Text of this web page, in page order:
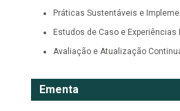
Práticas Sustentáveis e
Estudos de Caso e Experiências
Avaliação e Atualização
Ementa